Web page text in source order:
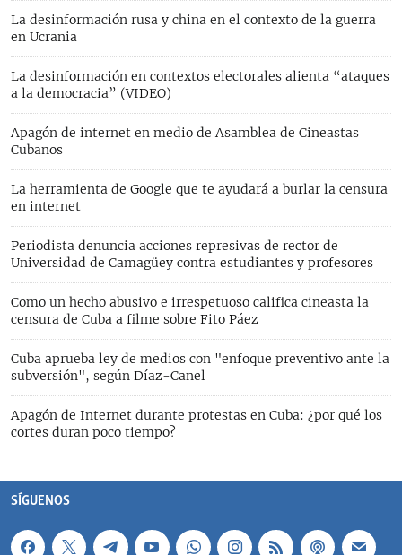
La desinformación rusa y china en el contexto de la guerra
en Ucrania
La desinformación en contextos electorales alienta “ataques
a la democracia” (VIDEO)
Apagón de internet en medio de Asamblea de Cineastas
Cubanos
La herramienta de Google que te ayudará a burlar la censura
en internet
Periodista denuncia acciones represivas de rector de
Universidad de Camagüey contra estudiantes y profesores
Como un hecho abusivo e irrespetuoso califica cineasta la
censura de Cuba a filme sobre Fito Páez
Cuba aprueba ley de medios con "enfoque preventivo ante la
subversión", según Díaz-Canel
Apagón de Internet durante protestas en Cuba: ¿por qué los
cortes duran poco tiempo?
SÍGUENOS